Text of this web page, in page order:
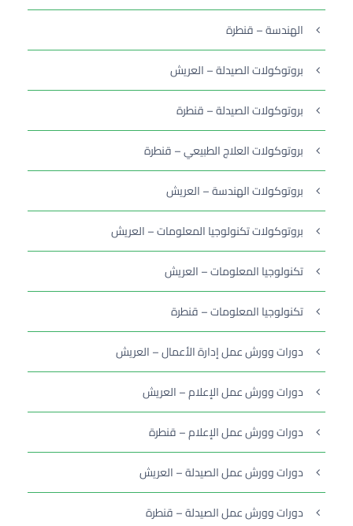
الهندسة – قنطرة
بروتوكولات الصيدلة – العريش
بروتوكولات الصيدلة – قنطرة
بروتوكولات العلاج الطبيعي – قنطرة
بروتوكولات الهندسة – العريش
بروتوكولات تكنولوجيا المعلومات – العريش
تكنولوجيا المعلومات – العريش
تكنولوجيا المعلومات – قنطرة
دورات وورش عمل إدارة الأعمال – العريش
دورات وورش عمل الإعلام – العريش
دورات وورش عمل الإعلام – قنطرة
دورات وورش عمل الصيدلة – العريش
دورات وورش عمل الصيدلة – قنطرة